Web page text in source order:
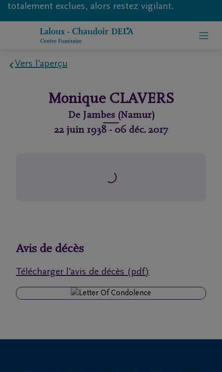
totalement exclues, alors restez vigilant.
de
funéraires
Vers l'aperçu
Monique CLAVERS
De Jambes (Namur)
22 juin 1938 - 06 déc. 2017
Avis de décès
Télécharger l'avis de décès (pdf)